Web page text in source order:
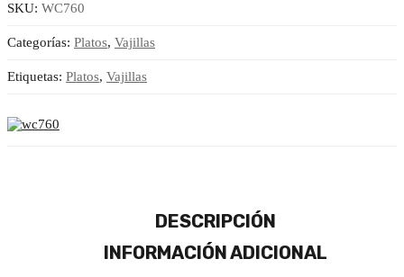
SKU: WC760
Categorías: Platos, Vajillas
Etiquetas: Platos, Vajillas
DESCRIPCIÓN
INFORMACIÓN ADICIONAL